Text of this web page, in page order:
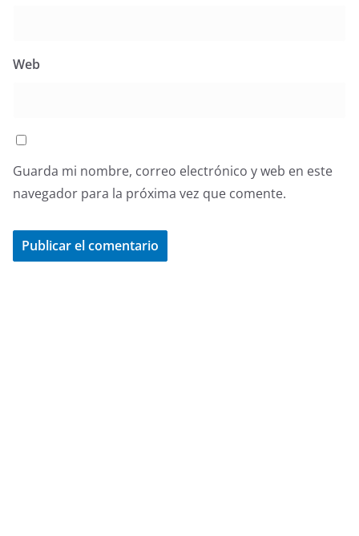
Web
Guarda mi nombre, correo electrónico y web en este
navegador para la próxima vez que comente.